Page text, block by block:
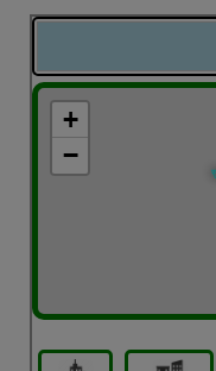
पूर्व जनप्रतिनिधि